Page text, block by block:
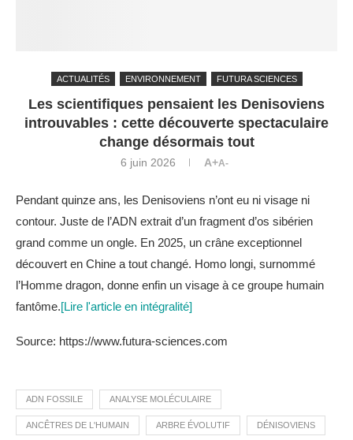
ACTUALITÉS ENVIRONNEMENT FUTURA SCIENCES
Les scientifiques pensaient les Denisoviens
introuvables : cette découverte spectaculaire
change désormais tout
6 juin 2026 A+A-
Pendant quinze ans, les Denisoviens n’ont eu ni visage ni
contour. Juste de l’ADN extrait d’un fragment d’os sibérien
grand comme un ongle. En 2025, un crâne exceptionnel
découvert en Chine a tout changé. Homo longi, surnommé
l’Homme dragon, donne enfin un visage à ce groupe humain
fantôme.[Lire l'article en intégralité]
Source: https://www.futura-sciences.com
ADN FOSSILE ANALYSE MOLÉCULAIRE
ANCÊTRES DE L'HUMAIN ARBRE ÉVOLUTIF DÉNISOVIENS